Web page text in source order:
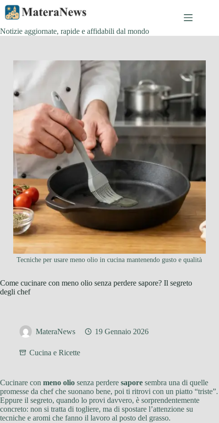
Salta
contenuto
Notizie aggiornate, rapide e affidabili dal mondo
Tecniche per usare meno olio in cucina mantenendo gusto e qualità
Come cucinare con meno olio senza perdere sapore? Il segreto
degli chef
MateraNews 19 Gennaio 2026
Cucina e Ricette
Cucinare con meno olio senza perdere sapore sembra una di quelle
promesse da chef che suonano bene, poi ti ritrovi con un piatto “triste”.
Eppure il segreto, quando lo provi davvero, è sorprendentemente
concreto: non si tratta di togliere, ma di spostare l’attenzione su
tecniche e aromi che fanno il lavoro al posto del grasso.